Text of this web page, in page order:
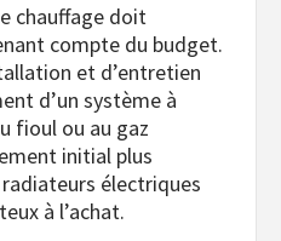
chauffage doit
compte du budget.
et d’entretien
d’un système à
fioul ou au gaz
initial plus
électriques
à l’achat.